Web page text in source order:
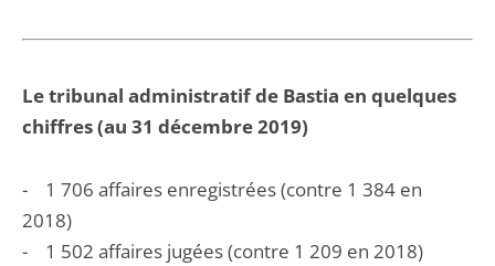
Le tribunal administratif de Bastia en quelques
chiffres (au 31 décembre 2019)
- 1 706 affaires enregistrées (contre 1 384 en
2018)
- 1 502 affaires jugées (contre 1 209 en 2018)